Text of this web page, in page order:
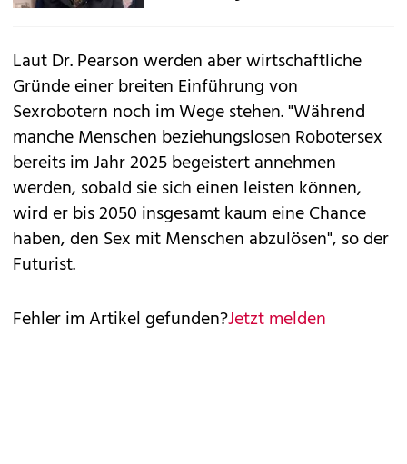
Laut Dr. Pearson werden aber wirtschaftliche
Gründe einer breiten Einführung von
Sexrobotern noch im Wege stehen. "Während
manche Menschen beziehungslosen Robotersex
bereits im Jahr 2025 begeistert annehmen
werden, sobald sie sich einen leisten können,
wird er bis 2050 insgesamt kaum eine Chance
haben, den Sex mit Menschen abzulösen", so der
Futurist.
Fehler im Artikel gefunden?Jetzt melden